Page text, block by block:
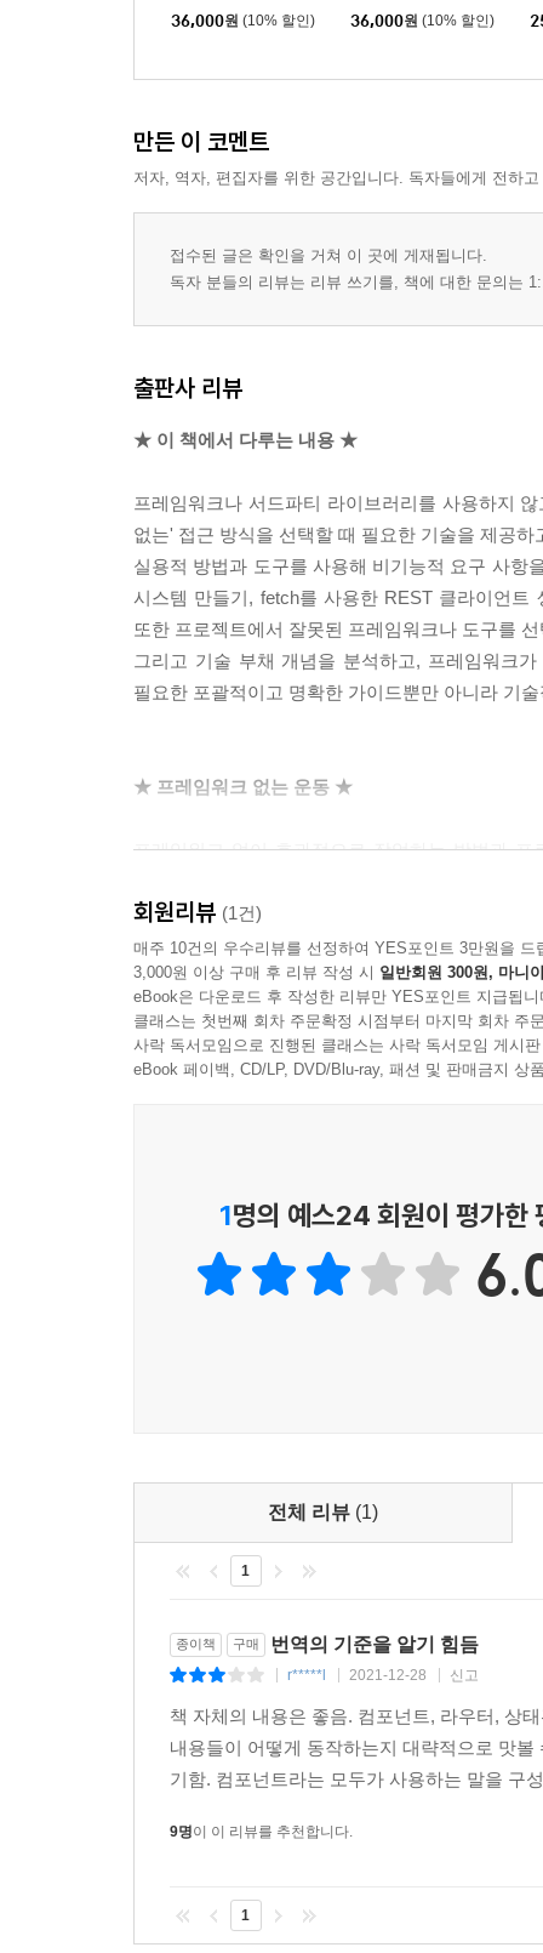
____사용자 정의 요소
__TodoMVC에 웹 구성 요소 사용
____테스트 가능성
____휴대성
____커뮤니티
__요약
__간단한 역사: AJAX의 탄생
__todo 리스트 REST 서버
____REST
__코드 예제
____기본 구조
____XMLHttpRequest
____Fetch
__적합한 HTTP API를 선택하는 방법
____보안
____학습 곡선
__요약
6장. 라우팅
____히스토리 API
__올바른 라우터를 선택하는 방법
__반응형 프로그래밍
____반응형 모델
____네이티브 프록시
____프레임워크 없는 구현
____Redux
__상태 관리 전략 비교
____모델-뷰-컨트롤러
____반응형 프로그래밍
__요약
8장. 적합한 작업을 위한 적합한 도구
36,000원 (10% 할인) 36,000원 (10% 할인)
만든 이 코멘트
저자, 역자, 편집자를 위한 공간입니다. 독자들에게 전하
접수된 글은 확인을 거쳐 이 곳에 게재됩니다.
독자 분들의 리뷰는 리뷰 쓰기를, 책에 대한 문의는
출판사 리뷰
★ 이 책에서 다루는 내용 ★
프레임워크나 서드파티 라이브러리를 사용하지
없는' 접근 방식을 선택할 때 필요한 기술을 제공
실용적 방법과 도구를 사용해 비기능적 요구 사항
시스템 만들기, fetch를 사용한 REST 클라이언
또한 프로젝트에서 잘못된 프레임워크나 도구를
그리고 기술 부채 개념을 분석하고, 프레임워크
필요한 포괄적이고 명확한 가이드뿐만 아니라 기
★ 프레임워크 없는 운동 ★
프레임워크 없이 효과적으로 작업하는 방법과
(Frameworkless Movement)을 만들었다. 이 운동
이 운동의 목적은 ‘프레임워크 없는’이라는 주제
사람들이 프레임워크 없이 작업하는 것이 진정
이해하게 돕는 노력 중 하나다.
작업에 맞는 적합한 도구를 선택하는 방법도 알려
도구의 지원은 프론트엔드 애플리케이션 개
자바스크립트 프레임워크 전성시대라고 불릴 만
어떤 프레임워크를 사용해야 할지 모르게 되는 소
이 책은 프레임워크나 서드파티 라이브러리를
있게 됐다. 그러나 이 책은 프레임워크 없는 옵션
프로젝트의 성공에 큰 도움이 된다는 사실을
회원리뷰 (1건)
매주 10건의 우수리뷰를 선정하여 YES포인트 3만원을 드
3,000원 이상 구매 후 리뷰 작성 시 일반회원 300원, 마니
eBook은 다운로드 후 작성한 리뷰만 YES포인트 지급됩니
클래스는 첫번째 회차 주문확정 시점부터 마지막 회차 주
사락 독서모임으로 진행된 클래스는 사락 독서모임 게시
eBook 페이백, CD/LP, DVD/Blu-ray, 패션 및 판매금지 상
1명의 예스24 회원이 평가한
전체 리뷰 (1)
1
종이책 구매 번역의 기준을 알기 힘듬
r*****l 2021-12-28 신고
책 자체의 내용은 좋음. 컴포넌트, 라우터, 상
내용들이 어떻게 동작하는지 대략적으로 맛
기함. 컴포넌트라는 모두가 사용하는 말을 구
9명이 이 리뷰를 추천합니다.
1